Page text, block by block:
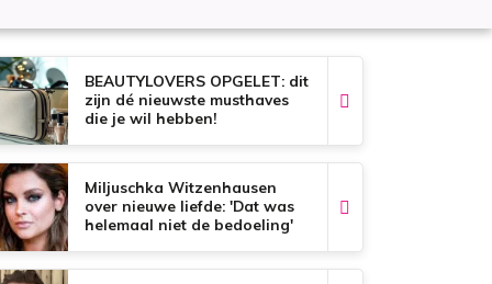
BEAUTYLOVERS OPGELET: dit
zijn dé nieuwste musthaves
die je wil hebben!
Miljuschka Witzenhausen
over nieuwe liefde: 'Dat was
helemaal niet de bedoeling'